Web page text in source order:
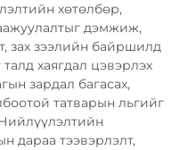
хөтөлбөр,
дэмжиж,
зах зээлийн байршилд
хаягдал цэвэрлэх
зардал багасах,
татварын льгийг
дараа тээвэрлэлт,